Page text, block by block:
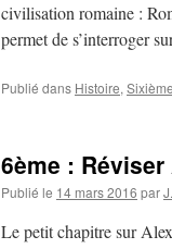
civilisation romaine :
permet de s’interroger
Publié dans Histoire, Sixième
6ème :
Publié le 14 mars 2016 par
Le petit chapitre sur